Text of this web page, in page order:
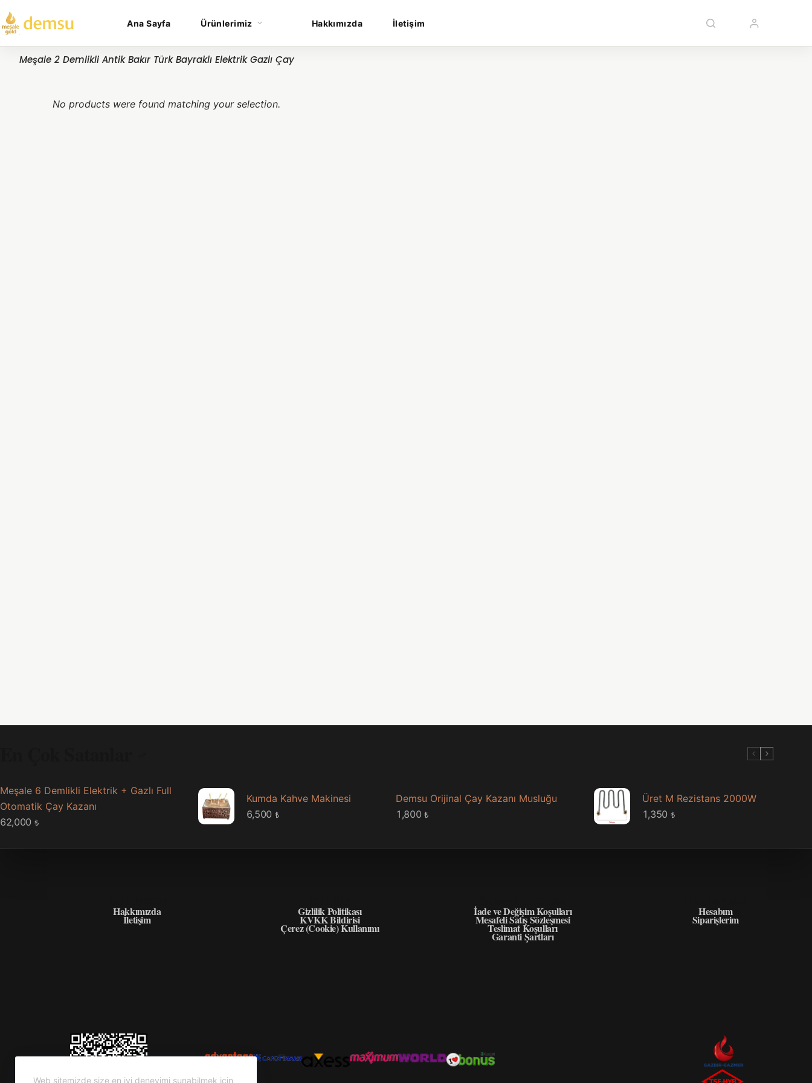
Web sitemizde size en iyi deneyimi sunabilmek için
Ana Sayfa Ürünlerimiz Hakkımızda İletişim
Meşale 2 Demlikli Antik Bakır Türk Bayraklı Elektrik Gazlı Çay
No products were found matching your selection.
Meşale 6 Demlikli Elektrik + Gazlı Full
Otomatik Çay Kazanı
62,000 ₺
Kumda Kahve Makinesi
6,500 ₺
Demsu Orijinal Çay Kazanı Musluğu
1,800₺
Üret M Rezistans 2000W
1,350 ₺
Hakkımızda
İletişim
Gizlilik Politikası
KVKK Bildirisi
Çerez (Cookie) Kullanımı
İade ve Değişim Koşulları
Mesafeli Satış Sözleşmesi
Teslimat Koşulları
Garanti Şartları
Hesabım
Siparişlerim